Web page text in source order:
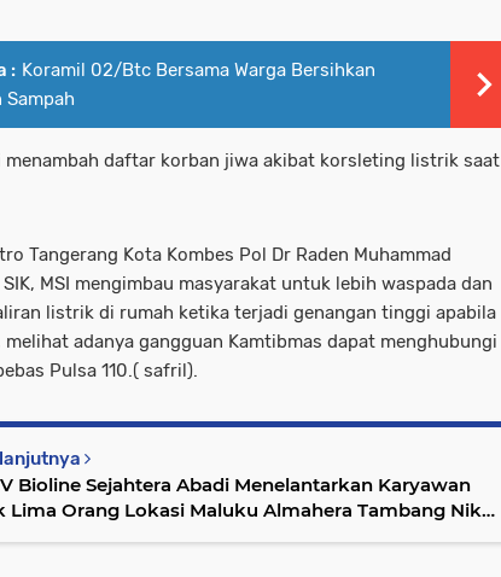
: Koramil 02/Btc Bersama Warga Bersihkan
Sampah
menambah daftar korban jiwa akibat korsleting listrik saat
Tangerang Kota Kombes Pol Dr Raden Muhammad
MSI mengimbau masyarakat untuk lebih waspada dan
listrik di rumah ketika terjadi genangan tinggi apabila
melihat adanya gangguan Kamtibmas dapat menghubungi
Pulsa 110.( safril).
Sejahtera Abadi Menelantarkan Karyawan
Lima Orang Lokasi Maluku Almahera Tambang Nikel